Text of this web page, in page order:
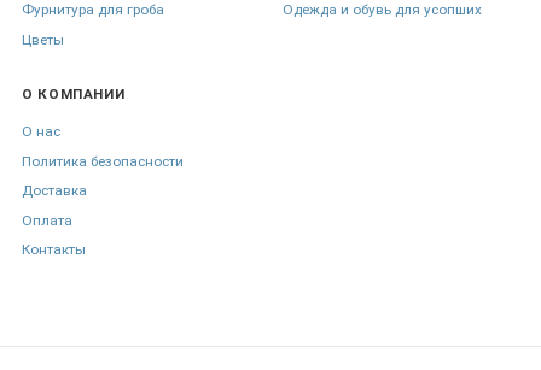
Фурнитура для гроба
Цветы
Одежда и обувь для усопших
О КОМПАНИИ
О нас
Политика безопасности
Доставка
Оплата
Контакты